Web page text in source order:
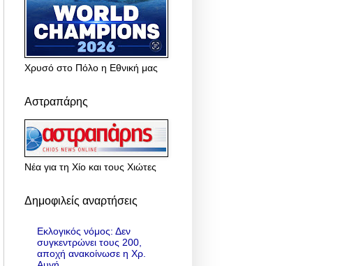
Χρυσό στο Πόλο η Εθνική μας
Αστραπάρης
Νέα για τη Χίο και τους Χιώτες
Δημοφιλείς αναρτήσεις
Εκλογικός νόμος: Δεν
συγκεντρώνει τους 200,
αποχή ανακοίνωσε η Χρ.